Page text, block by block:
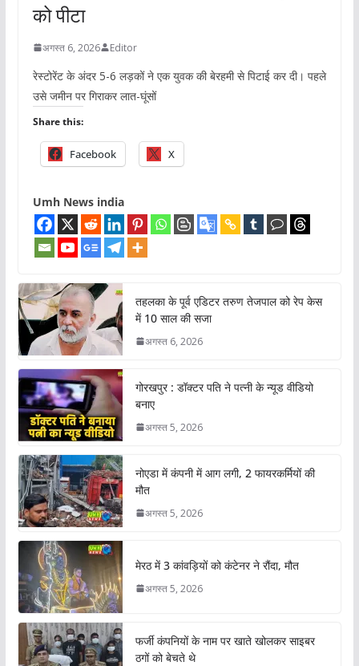
को पीटा
अगस्त 6, 2026 Editor
रेस्टोरेंट के अंदर 5-6 लड़कों ने एक युवक की बेरहमी से पिटाई कर दी। पहले
उसे जमीन पर गिराकर लात-घूंसों
Share this:
Facebook X
Umh News india
तहलका के पूर्व एडिटर तरुण तेजपाल को रेप केस
में 10 साल की सजा
अगस्त 6, 2026
गोरखपुर : डॉक्टर पति ने पत्नी के न्यूड वीडियो
बनाए
अगस्त 5, 2026
नोएडा में कंपनी में आग लगी, 2 फायरकर्मियों की
मौत
अगस्त 5, 2026
मेरठ में 3 कांवड़ियों को कंटेनर ने रौंदा, मौत
अगस्त 5, 2026
फर्जी कंपनियों के नाम पर खाते खोलकर साइबर
ठगों को बेचते थे